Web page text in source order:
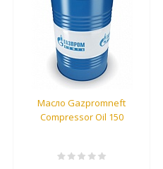
Масло Gazpromneft
Compressor Oil 150